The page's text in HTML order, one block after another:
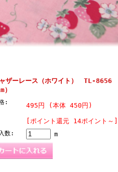
ザーレース（ホワイト） TL-8656
）
: 495円 (本体 450円)
[ポイント還元 14ポイント～]
数: m